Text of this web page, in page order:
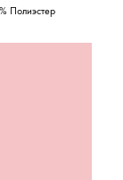
Полиэстер